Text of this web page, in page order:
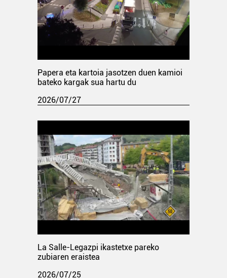
Papera eta kartoia jasotzen duen kamioi
bateko kargak sua hartu du
2026/07/27
La Salle-Legazpi ikastetxe pareko
zubiaren eraistea
2026/07/25